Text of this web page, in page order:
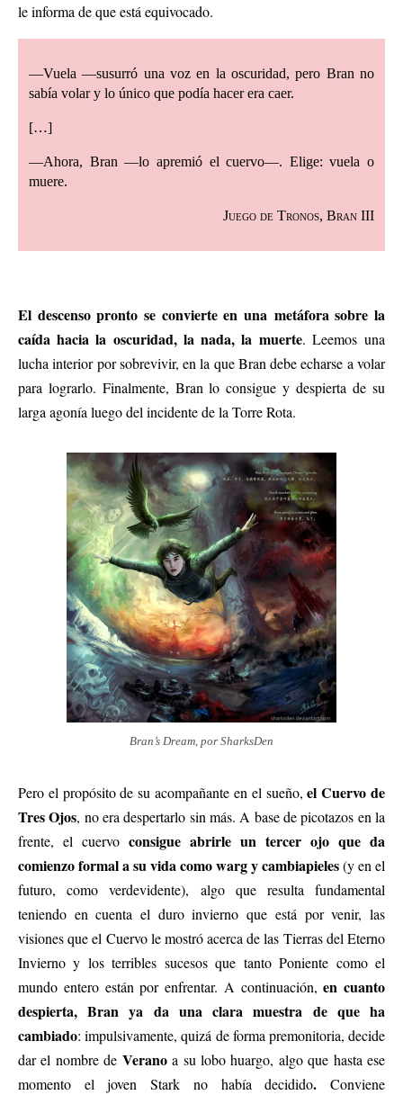
le informa de que está equivocado.
—Vuela —susurró una voz en la oscuridad, pero Bran no
sabía volar y lo único que podía hacer era caer.
[…]
—Ahora, Bran —lo apremió el cuervo—. Elige: vuela o
muere.
Juego de Tronos, Bran III
El descenso pronto se convierte en una metáfora sobre la
caída hacia la oscuridad, la nada, la muerte. Leemos una
lucha interior por sobrevivir, en la que Bran debe echarse a volar
para lograrlo.Finalmente, Bran lo consigue y despierta de su
larga agonía luego del incidente de la Torre Rota.
Bran’s Dream, por SharksDen
Pero el propósito de su acompañante en el sueño,el Cuervo de
Tres Ojos, no era despertarlo sin más. A base de picotazos en la
frente, el cuervo consigue abrirle un tercer ojo que da
comienzo formal a su vida como warg y cambiapieles(y en el
futuro, como verdevidente), algo que resulta fundamental
teniendo en cuenta el duro invierno que está por venir, las
visiones que el Cuervo le mostró acerca de las Tierras del Eterno
Invierno y los terribles sucesos que tanto Poniente como el
mundo entero están por enfrentar. A continuación,en cuanto
despierta, Bran ya da una clara muestra de que ha
cambiado: impulsivamente, quizá de forma premonitoria, decide
dar el nombre de Veranoa su lobo huargo, algo que hasta ese
momento el joven Stark no había decidido. Conviene